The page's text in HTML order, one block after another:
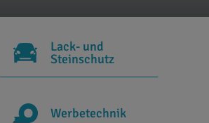
Lack- und
Steinschutz
Werbetechnik